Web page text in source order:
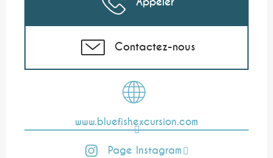
Contactez-nous
www.bluefishexcursion.com
Page Instagram